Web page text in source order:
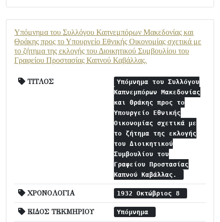
Υπόμνημα του Συλλόγου Καπνεμπόρων Μακεδονίας και
Θράκης προς το Υπουργείο Εθνικής Οικονομίας σχετικά με
το ζήτημα της εκλογής του Διοικητικού Συμβουλίου του
Γραφείου Προστασίας Καπνού Καβάλλας.
ΤΙΤΛΟΣ
Υπόμνημα του Συλλόγου
Καπνεμπόρων Μακεδονίας
και Θράκης προς το
Υπουργείο Εθνικής
Οικονομίας σχετικά με
το ζήτημα της εκλογής
του Διοικητικού
Συμβουλίου του
Γραφείου Προστασίας
Καπνού Καβάλλας.
ΧΡΟΝΟΛΟΓΙΑ 1932 Οκτώβριος 8
ΕΙΔΟΣ ΤΕΚΜΗΡΙΟΥ Υπόμνημα